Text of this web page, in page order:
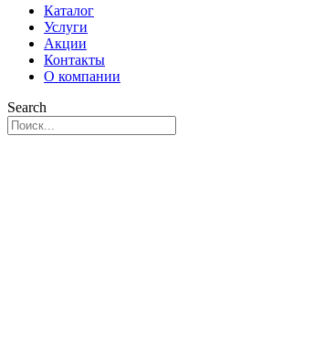
Каталог
Услуги
Акции
Контакты
О компании
Search